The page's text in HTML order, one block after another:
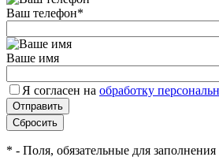
Ваш телефон*
Ваше имя
Я согласен на обработку
* - Поля, обязательные для заполнения